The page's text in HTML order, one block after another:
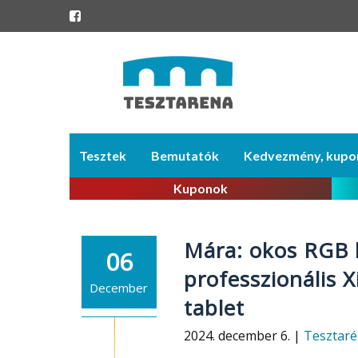
content
Tesztek Bemutatók Kedvezmény,
Kuponok
06
December
Mára: okos
professzionális
tablet
2024. december 6. |